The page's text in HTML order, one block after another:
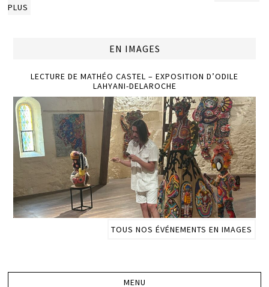
PLUS
EN IMAGES
LECTURE DE MATHÉO CASTEL – EXPOSITION D’ODILE
LAHYANI-DELAROCHE
TOUS NOS ÉVÉNEMENTS EN IMAGES